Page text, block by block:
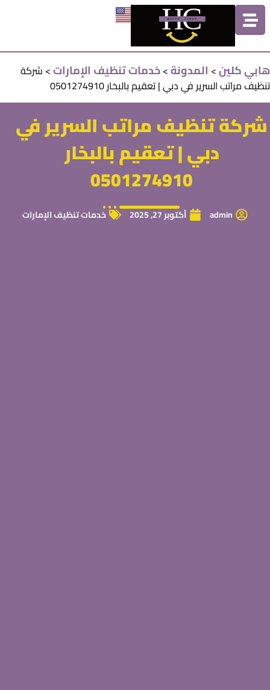
هابي كلين> المدونة>خدمات تنظيف الإمارات> شركة
تنظيف مراتب السرير في دبي | تعقيم بالبخار 0501274910
شركة تنظيف مراتب السرير في
دبي | تعقيم بالبخار
0501274910
admin أكتوبر 27, 2025 خدمات تنظيف الإمارات